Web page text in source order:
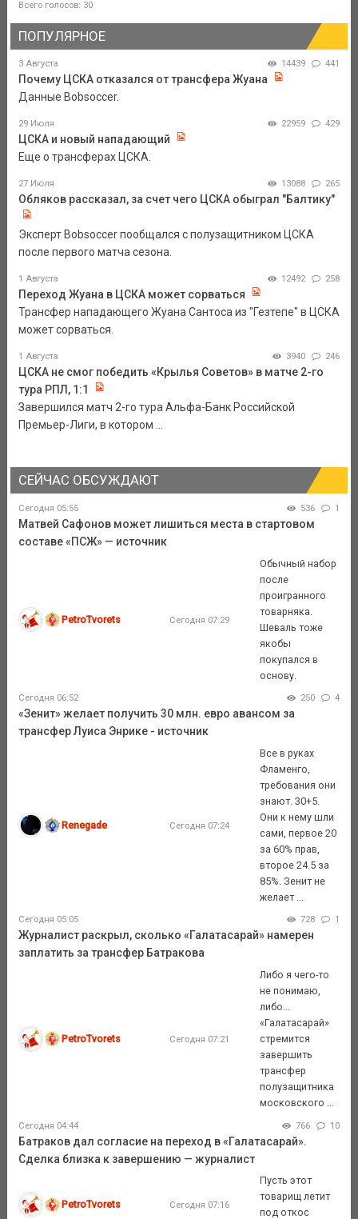
Всего голосов: 30
ПОПУЛЯРНОЕ
3 Августа 14439 441
Почему ЦСКА отказался от трансфера Жуана
Данные Bobsoccer.
29 Июля 22959 429
ЦСКА и новый нападающий
Еще о трансферах ЦСКА.
27 Июля 13088 265
Обляков рассказал, за счет чего ЦСКА обыграл "Балтику"
Эксперт Bobsoccer пообщался с полузащитником ЦСКА
после первого матча сезона.
1 Августа 12492 258
Переход Жуана в ЦСКА может сорваться
Трансфер нападающего Жуана Сантоса из "Гезтепе" в ЦСКА
может сорваться.
1 Августа 3940 246
ЦСКА не смог победить «Крылья Советов» в матче 2-го
тура РПЛ, 1:1
Завершился матч 2-го тура Альфа-Банк Российской
Премьер-Лиги, в котором ...
СЕЙЧАС ОБСУЖДАЮТ
Сегодня 05:55 536 1
Матвей Сафонов может лишиться места в стартовом
составе «ПСЖ» — источник
PetroTvorets Сегодня 07:29
Обычный набор
после
проигранного
товарняка.
Шеваль тоже
якобы
покупался в
основу.
Сегодня 06:52 250 4
«Зенит» желает получить 30 млн. евро авансом за
трансфер Луиса Энрике - источник
Renegade Сегодня 07:24
Все в руках
Фламенго,
требования они
знают. 30+5.
Они к нему шли
сами, первое 20
за 60% прав,
второе 24.5 за
85%. Зенит не
желает ...
Сегодня 05:05 728 1
Журналист раскрыл, сколько «Галатасарай» намерен
заплатить за трансфер Батракова
PetroTvorets Сегодня 07:21
Либо я чего-то
не понимаю,
либо...
«Галатасарай»
стремится
завершить
трансфер
полузащитника
московского ...
Сегодня 04:44 766 10
Батраков дал согласие на переход в «Галатасарай».
Сделка близка к завершению — журналист
PetroTvorets Сегодня 07:16
Пусть этот
товарищ летит
под откос